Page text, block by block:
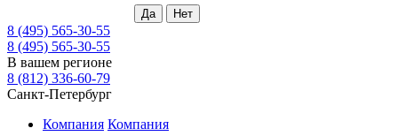
8 (495) 565-30-55
8 (495) 565-30-55
В вашем регионе
8 (812) 336-60-79
Санкт-Петербург
Компания Компания